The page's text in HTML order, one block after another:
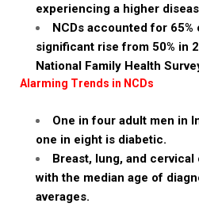
experiencing a higher
NCDs accounted for
significant rise from 50% in
National Family Health
Alarming Trends in NCDs
One in four adult men in
one in eight is diabetic.
Breast, lung, and
with the median age of
averages.